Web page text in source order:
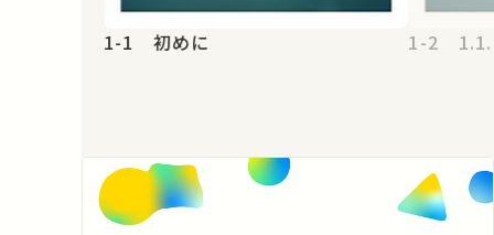
1-1 初めに 1-2